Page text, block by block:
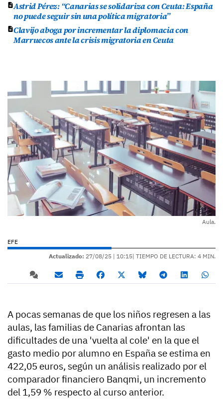
Astrid Pérez: “Canarias se solidariza con Ceuta: España
no puede seguir sin una política migratoria”
Clavijo aboga por incrementar la diplomacia con
Marruecos ante la crisis migratoria en Ceuta
Aula.
EFE
Actualizado: 27/08/25 | 10:15| TIEMPO DE LECTURA: 4 MIN.
A pocas semanas de que los niños regresen a las
aulas, las familias de Canarias afrontan las
dificultades de una 'vuelta al cole' en la que el
gasto medio por alumno en España se estima en
422,05 euros, según un análisis realizado por el
comparador financiero Banqmi, un incremento
del 1,59 % respecto al curso anterior.